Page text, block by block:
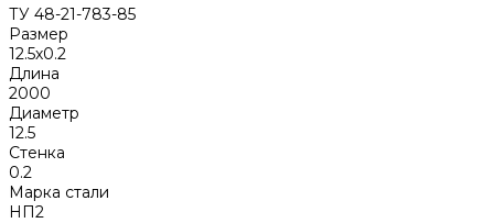
ТУ 48-21-783-85
Размер
12.5х0.2
Длина
2000
Диаметр
12.5
Стенка
0.2
Марка стали
НП2